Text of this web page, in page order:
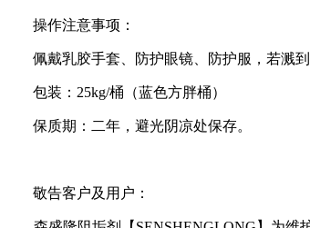
操作注意事项：
佩戴乳胶手套、防护眼镜、防护服，若溅
包装： 25kg/桶（蓝色方胖桶）
保质期：二年，避光阴凉处保存。
敬告客户及用户：